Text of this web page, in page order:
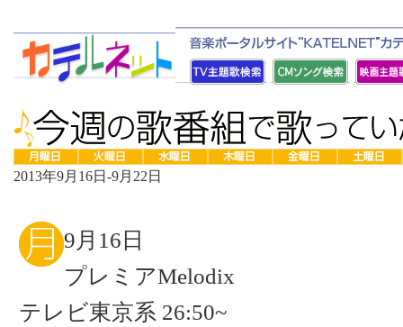
2013年9月16日-9月22日
9月16日
プレミアMelodix
テレビ東京系 26:50~